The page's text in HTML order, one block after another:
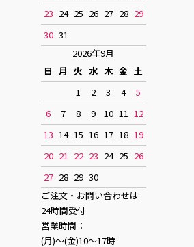
23 24 25 26 27 28 29
30 31
2026年9月
日 月 火 水 木 金 土
1
2 3 4
5
6
7 8 9 10 11 12
13 14 15 16 17 18 19
20 21 22 23 24 25 26
27 28 29 30
ご注文・お問い合わせは
24時間受付
営業時間：
(月)〜(金)10〜17時